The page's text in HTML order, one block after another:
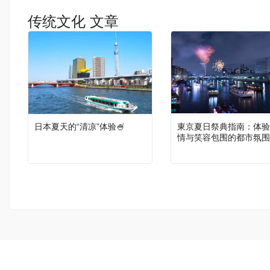
传统文化 文章
日本夏天的“清凉”体验🍧
東京夏日祭典指南：体
情与笑容包围的都市氛围